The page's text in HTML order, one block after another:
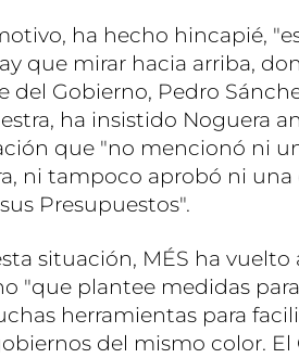
ha hecho hincapié,
que mirar hacia arriba,
del Gobierno, Pedro
ha insistido Noguera
que "no mencionó ni
ni tampoco aprobó ni
Presupuestos".
situación, MÉS ha
"que plantee medidas
herramientas para
del mismo color.